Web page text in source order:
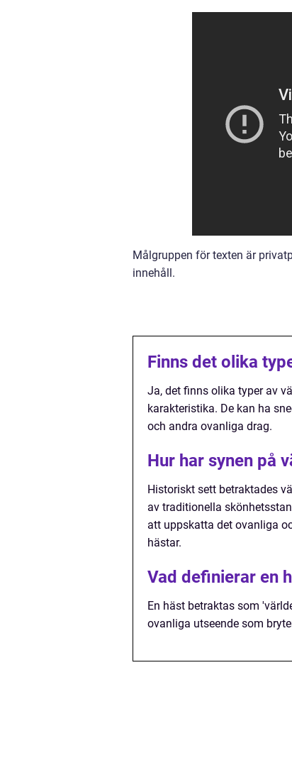
Målgruppen för texten är
innehåll.
Finns det olika
Ja, det finns olika typer av
karakteristika. De kan ha
och andra ovanliga drag.
Hur har synen på
Historiskt sett betraktades
av traditionella
att uppskatta det ovanliga
hästar.
Vad definierar en
En häst betraktas som
ovanliga utseende som